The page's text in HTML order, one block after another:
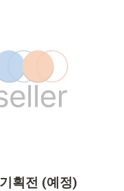
기획전 (예정)